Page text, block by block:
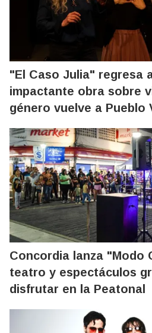
"El Caso Julia" regresa
impactante obra sobre
género vuelve a Pueblo
Concordia lanza "Modo
teatro y espectáculos
disfrutar en la Peatonal